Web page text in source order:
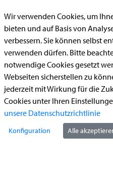
Aufenthaltserlaubnis
Bauantrag
Begleitetes Fahren ab 17
Führerschein (Umtausch)
Reiterplakette
Ummeldung zugelassenes
Kontakt
Wir verwenden Cookies, um
bieten und auf Basis von
verbessern. Sie können selbst
verwenden dürfen. Bitte
notwendige Cookies gesetzt
Webseiten sicherstellen zu
jederzeit mit Wirkung für die
Cookies unter Ihren
unsere Datenschutzrichtlinie
Konfiguration Alle